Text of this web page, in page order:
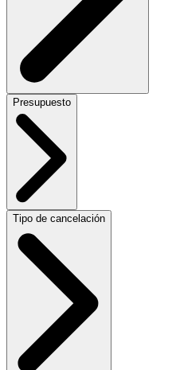
Presupuesto
Tipo de cancelación